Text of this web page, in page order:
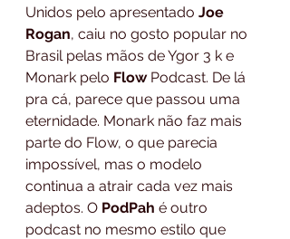
Unidos pelo apresentado Joe
Rogan, caiu no gosto popular no
Brasil pelas mãos de Ygor 3 k e
Monark pelo Flow Podcast. De lá
pra cá, parece que passou uma
eternidade. Monark não faz mais
parte do Flow, o que parecia
impossível, mas o modelo
continua a atrair cada vez mais
adeptos. O PodPah é outro
podcast no mesmo estilo que